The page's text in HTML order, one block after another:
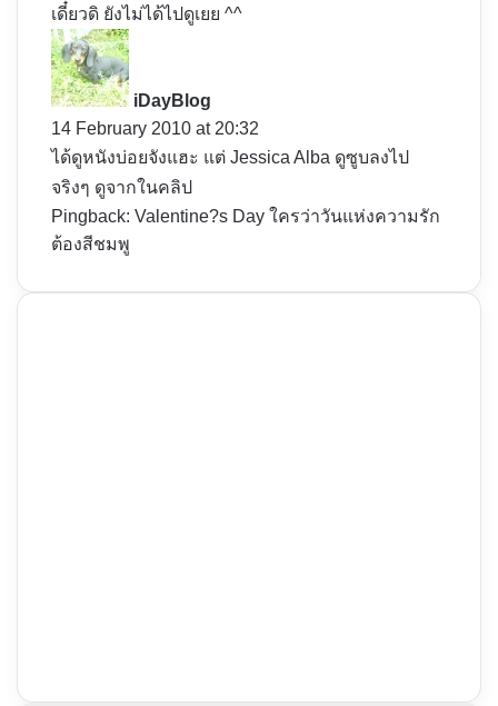
:
เดี๋ยวดิ ยังไม่ได้ไปดูเยย ^^
iDayBlog
s
:
14 February 2010 at 20:32
ได้ดูหนังบ่อยจังแฮะ แต่ Jessica Alba ดูซูบลงไป
จริงๆ ดูจากในคลิป
Pingback: Valentine?s Day ใครว่าวันแห่งความรัก
ต้องสีชมพู